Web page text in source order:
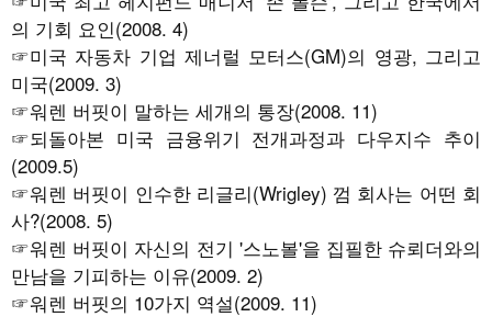
의 기회 요인(2008. 4)
☞미국 자동차 기업 제너럴 모터스(GM)의 영광, 그리고
미국(2009. 3)
☞워렌 버핏이 말하는 세개의 통장(2008. 11)
☞되돌아본 미국 금융위기 전개과정과 다우지수 추이
(2009.5)
☞워렌 버핏이 인수한 리글리(Wrigley) 껌 회사는 어떤 회
사?(2008. 5)
☞워렌 버핏이 자신의 전기 '스노볼'을 집필한 슈뢰더와의
만남을 기피하는 이유(2009. 2)
☞워렌 버핏의 10가지 역설(2009. 11)